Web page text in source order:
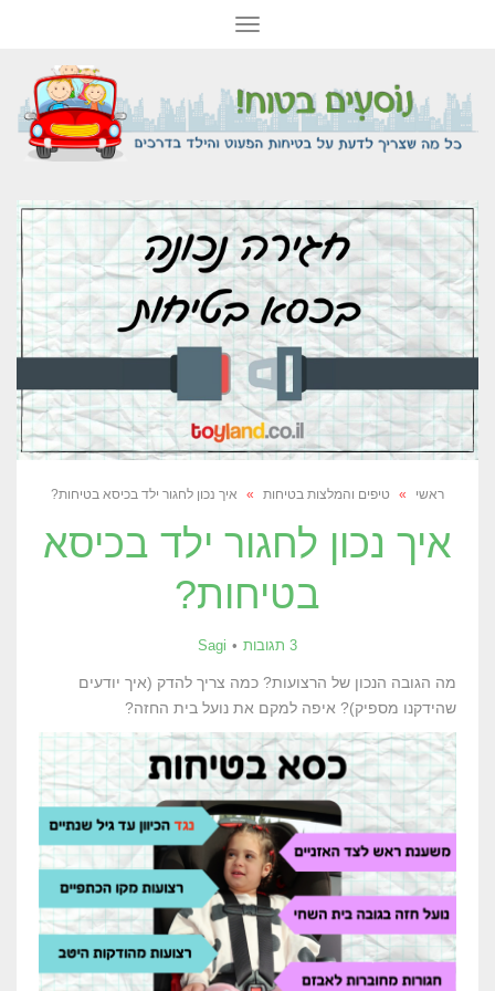
תפריט
ראשי » טיפים והמלצות בטיחות » איך נכון לחגור ילד בכיסא בטיחות?
איך נכון לחגור ילד בכיסא
בטיחות?
3 תגובות Sagi
מה הגובה הנכון של הרצועות? כמה צריך להדק (איך יודעים
שהידקנו מספיק)? איפה למקם את נועל בית החזה?